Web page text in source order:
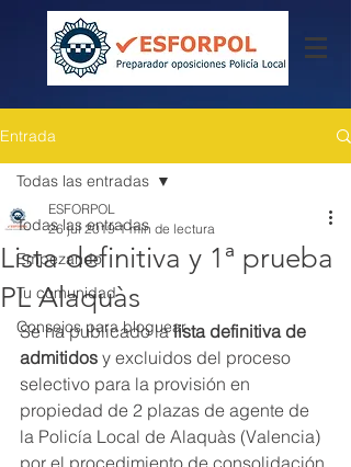
Entrada
Todas las entradas
Empezando
Tu comunidad
Consejos para bloguear
Todas las entradas
Lista definitiva y 1ª prueba
PL Alaquàs
ESFORPOL
26 jul 2019 1 min de lectura
Se ha publicado la lista definitiva de
admitidos y excluidos del proceso
selectivo para la provisión en
propiedad de 2 plazas de agente de
la Policía Local de Alaquàs (Valencia)
por el procedimiento de consolidación